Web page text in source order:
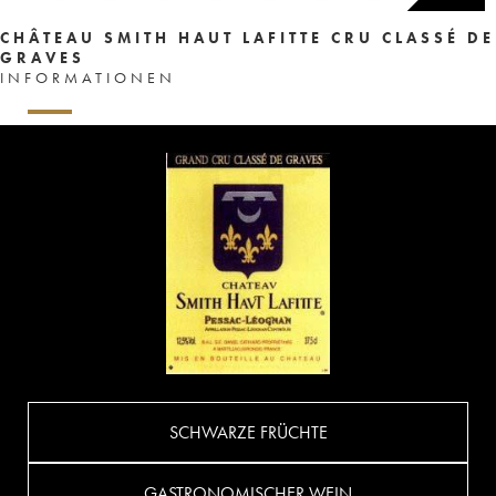
CHÂTEAU SMITH HAUT LAFITTE CRU CLASSÉ DE
GRAVES
INFORMATIONEN
SCHWARZE FRÜCHTE